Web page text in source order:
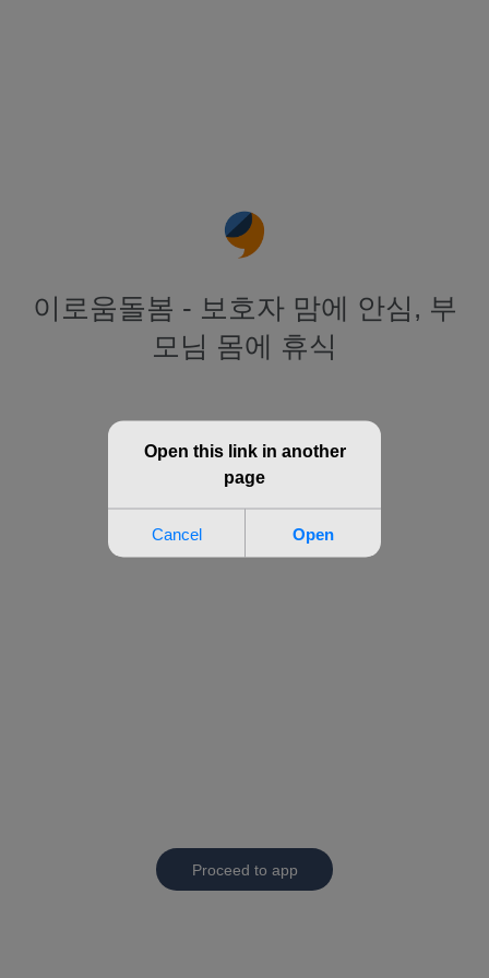
이로움돌봄 - 보호자 맘에 안심, 부
모님 몸에 휴식
Proceed to app